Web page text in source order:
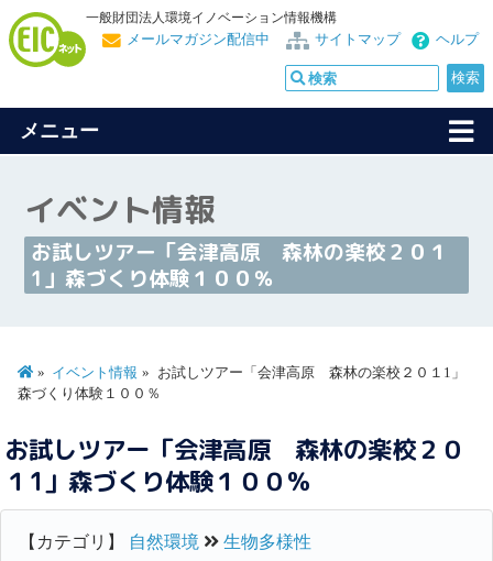
一般財団法人環境イノベーション情報機構
ヘルプ
サイトマップ
メールマガジン配信中
メニュー
イベント情報
お試しツアー「会津高原 森林の楽校２０１
1」森づくり体験１００％
イベント情報
お試しツアー「会津高原 森林の楽校２０１1」
森づくり体験１００％
お試しツアー「会津高原 森林の楽校２０
１1」森づくり体験１００％
【カテゴリ】 自然環境
生物多様性